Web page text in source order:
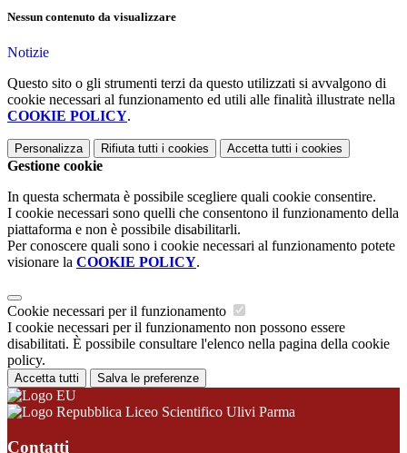
Nessun contenuto da visualizzare
Notizie
Questo sito o gli strumenti terzi da questo utilizzati si avvalgono di
cookie necessari al funzionamento ed utili alle finalità illustrate nella
COOKIE POLICY.
Personalizza Rifiuta tutti i cookies Accetta tutti i cookies
Gestione cookie
In questa schermata è possibile scegliere quali cookie consentire.
I cookie necessari sono quelli che consentono il funzionamento della
piattaforma e non è possibile disabilitarli.
Per conoscere quali sono i cookie necessari al funzionamento potete
visionare la COOKIE POLICY.
Cookie necessari per il funzionamento
I cookie necessari per il funzionamento non possono essere
disabilitati. È possibile consultare l'elenco nella pagina della cookie
policy.
Accetta tutti Salva le preferenze
Liceo Scientifico Ulivi Parma
Contatti